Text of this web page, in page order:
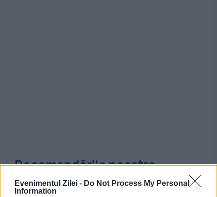
Evenimentul Zilei - Do Not Process My Personal
Information
Recomandările noastre